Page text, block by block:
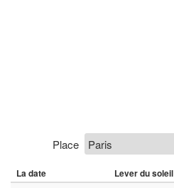
Place
La date Lever du soleil